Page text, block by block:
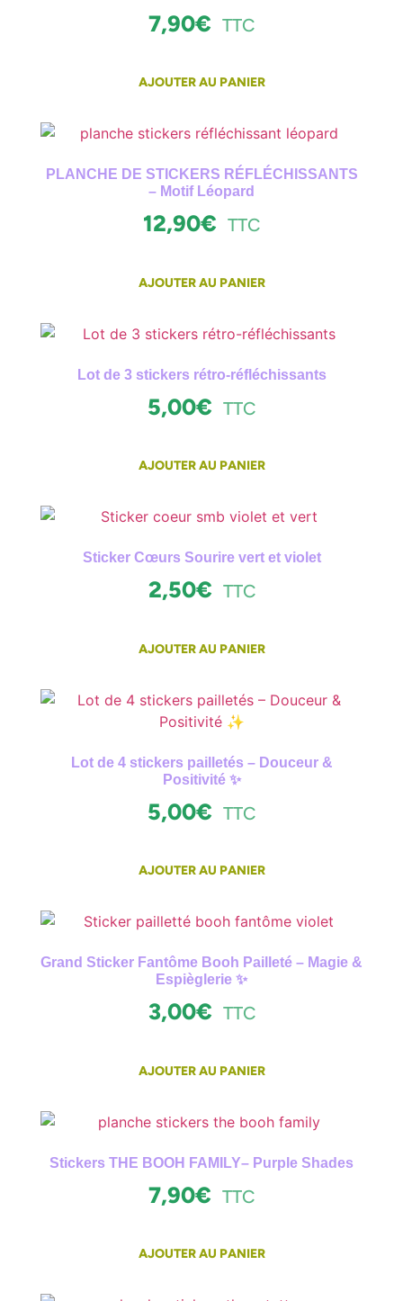
7,90€ TTC
AJOUTER AU PANIER
PLANCHE DE STICKERS RÉFLÉCHISSANTS
– Motif Léopard
12,90€ TTC
AJOUTER AU PANIER
Lot de 3 stickers rétro-réfléchissants
5,00€ TTC
AJOUTER AU PANIER
Sticker Cœurs Sourire vert et violet
2,50€ TTC
AJOUTER AU PANIER
Lot de 4 stickers pailletés – Douceur &
Positivité ✨
5,00€ TTC
AJOUTER AU PANIER
Grand Sticker Fantôme Booh Pailleté – Magie &
Espièglerie ✨
3,00€ TTC
AJOUTER AU PANIER
Stickers THE BOOH FAMILY– Purple Shades
7,90€ TTC
AJOUTER AU PANIER